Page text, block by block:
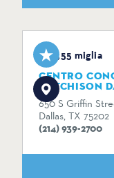
3,55 miglia
CENTRO
HUTCHISON
650 S Griffin
Dallas, TX 75202
(214) 939-2700